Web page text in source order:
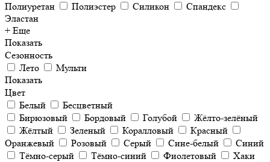
Полиуретан
Полиэстер Силикон
Спандекс
Эластан
+ Еще
Показать
Сезонность
Лето
Мульти
Показать
Цвет
Белый
Бесцветный
Бирюзовый
Бордовый Голубой
Жёлто-зелёный
Жёлтый
Зеленый Коралловый
Красный
Оранжевый
Розовый Серый Сине-белый
Синий
Тёмно-серый
Тёмно-синий Фиолетовый
Хаки